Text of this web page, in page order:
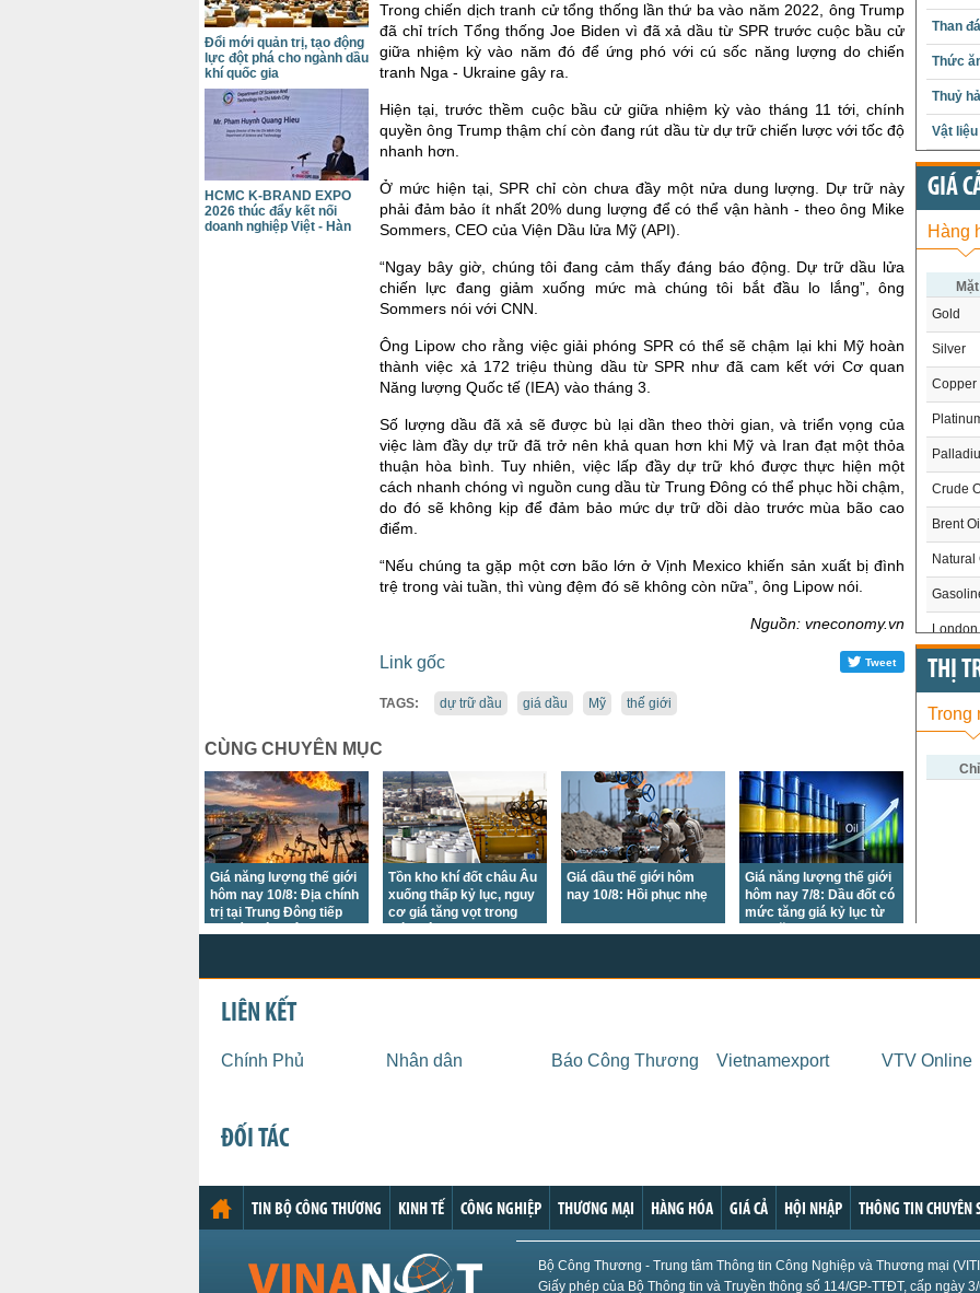
Trong chiến dịch tranh cử tổng thống lần thứ ba vào năm 2022, ông Trump
đã chỉ trích Tổng thống Joe Biden vì đã xả dầu từ SPR trước cuộc bầu cử
giữa nhiệm kỳ vào năm đó để ứng phó với cú sốc năng lượng do chiến
tranh Nga - Ukraine gây ra.
Hiện tại, trước thềm cuộc bầu cử giữa nhiệm kỳ vào tháng 11 tới, chính
quyền ông Trump thậm chí còn đang rút dầu từ dự trữ chiến lược với tốc độ
nhanh hơn.
Ở mức hiện tại, SPR chỉ còn chưa đầy một nửa dung lượng. Dự trữ này
phải đảm bảo ít nhất 20% dung lượng để có thể vận hành - theo ông Mike
Sommers, CEO của Viện Dầu lửa Mỹ (API).
“Ngay bây giờ, chúng tôi đang cảm thấy đáng báo động. Dự trữ dầu lửa
chiến lực đang giảm xuống mức mà chúng tôi bắt đầu lo lắng”, ông
Sommers nói với CNN.
Ông Lipow cho rằng việc giải phóng SPR có thể sẽ chậm lại khi Mỹ hoàn
thành việc xả 172 triệu thùng dầu từ SPR như đã cam kết với Cơ quan
Năng lượng Quốc tế (IEA) vào tháng 3.
Số lượng dầu đã xả sẽ được bù lại dần theo thời gian, và triển vọng của
việc làm đầy dự trữ đã trở nên khả quan hơn khi Mỹ và Iran đạt một thỏa
thuận hòa bình. Tuy nhiên, việc lấp đầy dự trữ khó được thực hiện một
cách nhanh chóng vì nguồn cung dầu từ Trung Đông có thể phục hồi chậm,
do đó sẽ không kịp để đảm bảo mức dự trữ dồi dào trước mùa bão cao
điểm.
“Nếu chúng ta gặp một cơn bão lớn ở Vịnh Mexico khiến sản xuất bị đình
trệ trong vài tuần, thì vùng đệm đó sẽ không còn nữa”, ông Lipow nói.
Nguồn: vneconomy.vn
Link gốc Tweet
TAGS: dự trữ dầu giá dầu Mỹ thế giới
Đổi mới quản trị, tạo động
lực đột phá cho ngành dầu
khí quốc gia
HCMC K-BRAND EXPO
2026 thúc đẩy kết nối
doanh nghiệp Việt - Hàn
CÙNG CHUYÊN MỤC
Giá năng lượng thế giới
hôm nay 10/8: Địa chính
trị tại Trung Đông tiếp
Tồn kho khí đốt châu Âu
xuống thấp kỷ lục, nguy
cơ giá tăng vọt trong
Giá dầu thế giới hôm
nay 10/8: Hồi phục nhẹ
Giá năng lượng thế giới
hôm nay 7/8: Dầu đốt có
mức tăng giá kỷ lục từ
Than đá
Thức
Thuỷ
Vật
GIÁ
Hàng
Gold
Silver
Copper
Crude
Brent
Natural
London
US
US
US
Nguồn
THỊ
Trong
LIÊN KẾT
Chính Phủ Nhân dân Báo Công Thương Vietnamexport VTV Online
ĐỐI TÁC
TIN BỘ CÔNG THƯƠNG KINH TẾ CÔNG NGHIỆP THƯƠNG MẠI HÀNG HÓA GIÁ CẢ HỘI NHẬP THÔNG TIN CHUYÊN
Bộ Công Thương - Trung tâm Thông tin Công Nghiệp và Thương mại
Giấy phép của Bộ Thông tin và Truyền thông số 114/GP-TTĐT, cấp ngày